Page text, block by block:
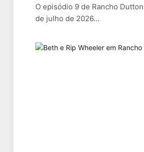
O episódio 9 de Rancho
de julho de 2026…